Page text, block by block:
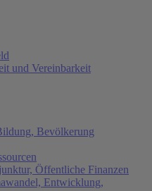
und Vereinbarkeit
Bevölkerung
Öffentliche Finanzen
Entwicklung,